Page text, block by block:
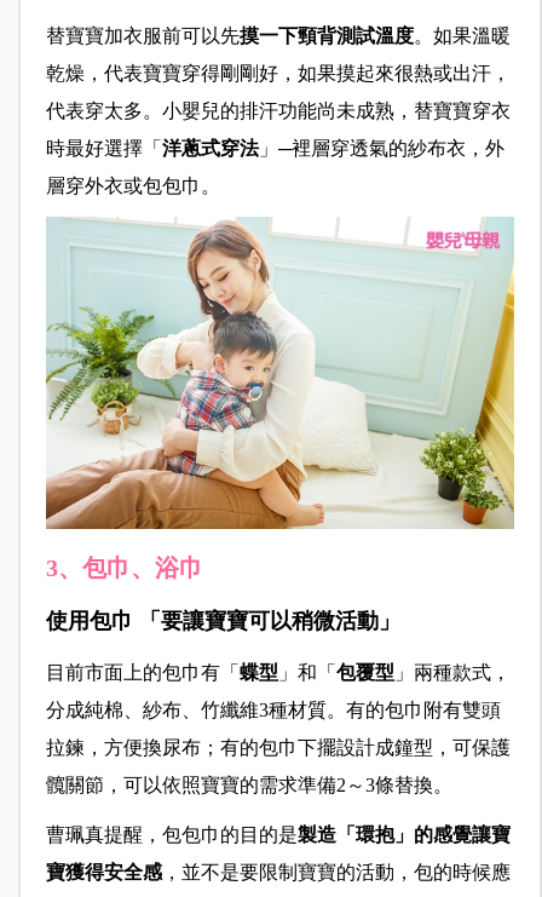
替寶寶加衣服前可以先摸一下頸背測試溫度。如果溫暖
乾燥，代表寶寶穿得剛剛好，如果摸起來很熱或出汗，
代表穿太多。小嬰兒的排汗功能尚未成熟，替寶寶穿衣
時最好選擇「 洋蔥式穿法」─裡層穿透氣的紗布衣，外
層穿外衣或包包巾。
3、包巾、浴巾
使用包巾 「要讓寶寶可以稍微活動」
目前市面上的包巾有「 蝶型 」和「 包覆型 」兩種款式，
分成純棉、紗布、竹纖維3種材質。有的包巾附有雙頭
拉鍊，方便換尿布；有的包巾下擺設計成鐘型，可保護
髖關節，可以依照寶寶的需求準備2～3條替換。
曹珮真提醒，包包巾的目的是製造「環抱」的感覺讓寶
寶獲得安全感，並不是要限制寶寶的活動，包的時候應